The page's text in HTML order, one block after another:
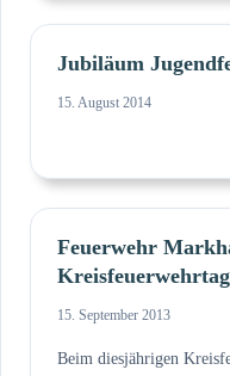
Jubiläum
15. August 2014
Feuerwehr
15. September 2013
Beim diesjährigen